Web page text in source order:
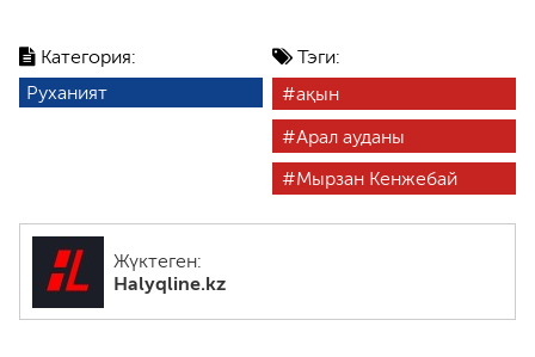
Категория:
Руханият
Тэги:
ақын
Арал ауданы
Мырзан Кенжебай
Жүктеген:
Halyqline.kz